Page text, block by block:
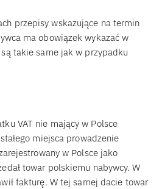
przepisy wskazujące na termin
ma obowiązek wykazać w
takie same jak w przypadku
VAT nie mający w Polsce
miejsca prowadzenie
w Polsce jako
towar polskiemu nabywcy. W
fakturę. W tej samej dacie towar